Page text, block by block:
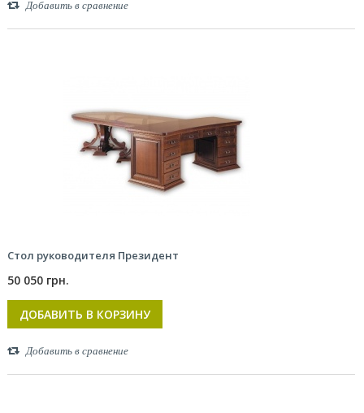
Добавить в сравнение
Стол руководителя Президент
50 050 грн.
ДОБАВИТЬ В КОРЗИНУ
Добавить в сравнение